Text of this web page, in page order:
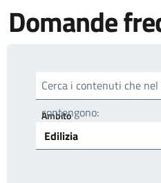
Domande
Cerca i contenuti che
contengono:
Ambito